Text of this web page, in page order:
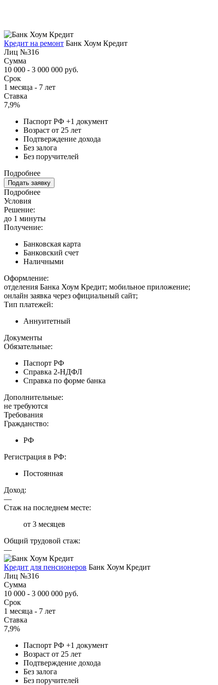
Кредит на ремонт Банк Хоум Кредит
Лиц №316
Сумма
10 000 - 3 000 000 руб.
Срок
1 месяца - 7 лет
Ставка
7,9%
Паспорт РФ +1 документ
Возраст от 25 лет
Подтверждение дохода
Без залога
Без поручителей
Подробнее
Подать заявку
Подробнее
Условия
Решение:
до 1 минуты
Получение:
Банковская карта
Банковский счет
Наличными
Оформление:
отделения Банка Хоум Кредит; мобильное приложение;
онлайн заявка через официальный сайт;
Тип платежей:
Аннуитетный
Документы
Обязательные:
Паспорт РФ
Справка 2-НДФЛ
Справка по форме банка
Дополнительные:
не требуются
Требования
Гражданство:
РФ
Регистрация в РФ:
Постоянная
Доход:
—
Стаж на последнем месте:
от 3 месяцев
Общий трудовой стаж:
—
Кредит для пенсионеров Банк Хоум Кредит
Лиц №316
Сумма
10 000 - 3 000 000 руб.
Срок
1 месяца - 7 лет
Ставка
7,9%
Паспорт РФ +1 документ
Возраст от 25 лет
Подтверждение дохода
Без залога
Без поручителей